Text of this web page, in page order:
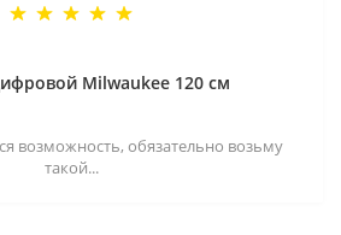
Milwaukee 120 см
возможность, обязательно возьму
такой...